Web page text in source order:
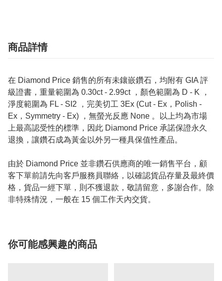
商品詳情
在 Diamond Price 銷售的所有未鑲嵌鑽石，均附有 GIA 評
級證書，重量範圍為 0.30ct - 2.99ct ，顏色範圍為 D - K ，
淨度範圍為 FL - SI2 ，完美切工 3Ex (Cut - Ex，Polish -
Ex，Symmetry - Ex) ，無螢光反應 None 。以上均為市場
上最高認受性的標準，因此 Diamond Price 承諾保證永久
退換，讓鑽石成為黃金以外另一種具保值性產品。
由於 Diamond Price 並非鑽石供應商的唯一銷售平台，顧
客下單前請先向客戶服務員聯絡，以確認貨品存量及最終價
格，貨品一經下單，則不獲退款，敬請留意，多謝合作。除
非特殊情況，一般在 15 個工作天內交貨。
你可能感興趣的商品